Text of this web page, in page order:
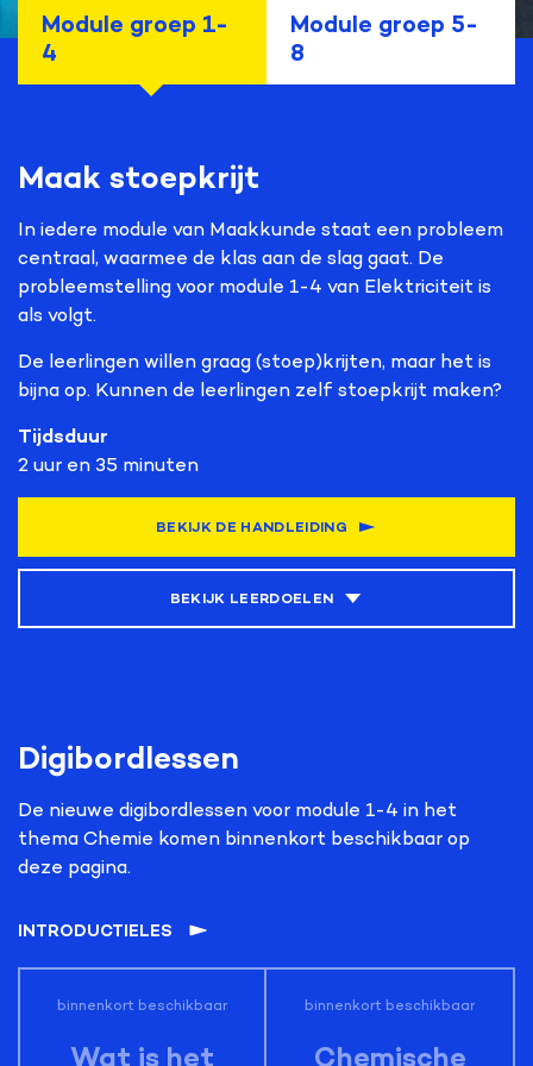
Module groep 1-
4
Module groep 5-
8
Maak stoepkrijt
In iedere module van Maakkunde staat een probleem
centraal, waarmee de klas aan de slag gaat. De
probleemstelling voor module 1-4 van Elektriciteit is
als volgt.
De leerlingen willen graag (stoep)krijten, maar het is
bijna op. Kunnen de leerlingen zelf stoepkrijt maken?
Tijdsduur
2 uur en 35 minuten
BEKIJK DE HANDLEIDING
BEKIJK LEERDOELEN
Leerdoelen
lesmethode die van toepassing zijn op iedere module,
vind je hier de leerdoelen van de module Chemie.
– passen de ontwerpcyclus toe bij het ontwerpen en
van gips;
– kunnen het verband tussen de eigenschappen en
Digibordlessen
De nieuwe digibordlessen voor module 1-4 in het
thema Chemie komen binnenkort beschikbaar op
deze pagina.
INTRODUCTIELES
binnenkort beschikbaar
Wat is het
binnenkort beschikbaar
Chemische